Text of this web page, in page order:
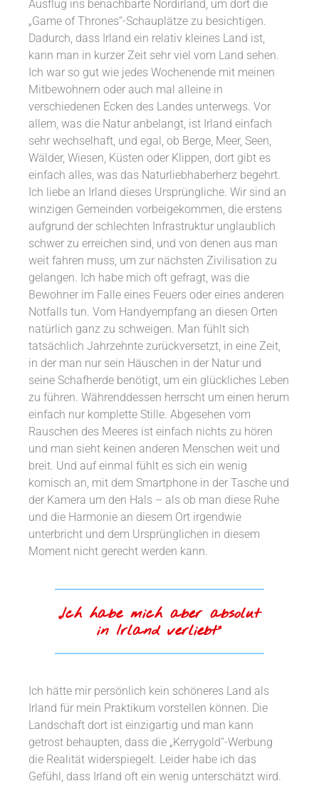
Ausflug ins benachbarte Nordirland, um dort die
„Game of Thrones“-Schauplätze zu besichtigen.
Dadurch, dass Irland ein relativ kleines Land ist,
kann man in kurzer Zeit sehr viel vom Land sehen.
Ich war so gut wie jedes Wochenende mit meinen
Mitbewohnern oder auch mal alleine in
verschiedenen Ecken des Landes unterwegs. Vor
allem, was die Natur anbelangt, ist Irland einfach
sehr wechselhaft, und egal, ob Berge, Meer, Seen,
Wälder, Wiesen, Küsten oder Klippen, dort gibt es
einfach alles, was das Naturliebhaberherz begehrt.
Ich liebe an Irland dieses Ursprüngliche. Wir sind an
winzigen Gemeinden vorbeigekommen, die erstens
aufgrund der schlechten Infrastruktur unglaublich
schwer zu erreichen sind, und von denen aus man
weit fahren muss, um zur nächsten Zivilisation zu
gelangen. Ich habe mich oft gefragt, was die
Bewohner im Falle eines Feuers oder eines anderen
Notfalls tun. Vom Handyempfang an diesen Orten
natürlich ganz zu schweigen. Man fühlt sich
tatsächlich Jahrzehnte zurückversetzt, in eine Zeit,
in der man nur sein Häuschen in der Natur und
seine Schafherde benötigt, um ein glückliches Leben
zu führen. Währenddessen herrscht um einen herum
einfach nur komplette Stille. Abgesehen vom
Rauschen des Meeres ist einfach nichts zu hören
und man sieht keinen anderen Menschen weit und
breit. Und auf einmal fühlt es sich ein wenig
komisch an, mit dem Smartphone in der Tasche und
der Kamera um den Hals – als ob man diese Ruhe
und die Harmonie an diesem Ort irgendwie
unterbricht und dem Ursprünglichen in diesem
Moment nicht gerecht werden kann.
„Ich habe mich aber absolut
in Irland verliebt“
Ich hätte mir persönlich kein schöneres Land als
Irland für mein Praktikum vorstellen können. Die
Landschaft dort ist einzigartig und man kann
getrost behaupten, dass die „Kerrygold“-Werbung
die Realität widerspiegelt. Leider habe ich das
Gefühl, dass Irland oft ein wenig unterschätzt wird.